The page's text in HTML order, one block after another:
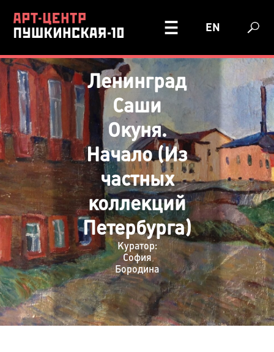
EN
Ленинград
Саши
Окуня.
Начало (Из
частных
коллекций
Петербурга)
Куратор:
София
Бородина